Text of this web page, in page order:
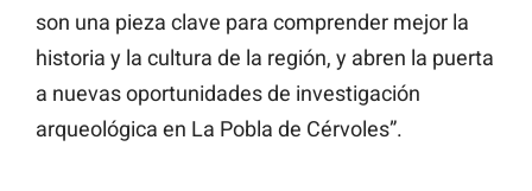
son una pieza clave para comprender mejor la
historia y la cultura de la región, y abren la puerta
a nuevas oportunidades de investigación
arqueológica en La Pobla de Cérvoles”.